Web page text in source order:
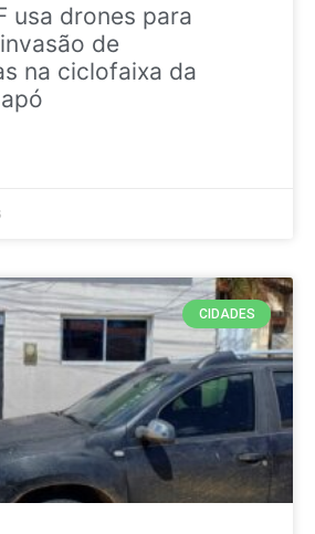
usa drones para
de
na ciclofaixa da
CIDADES